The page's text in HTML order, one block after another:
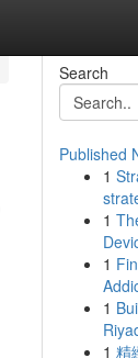
Search
Published
1
1
1
1
1 精